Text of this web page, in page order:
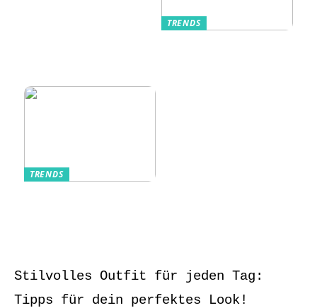
TRENDS
TRENDS
Stilvolles Outfit für jeden Tag:
Tipps für dein perfektes Look!